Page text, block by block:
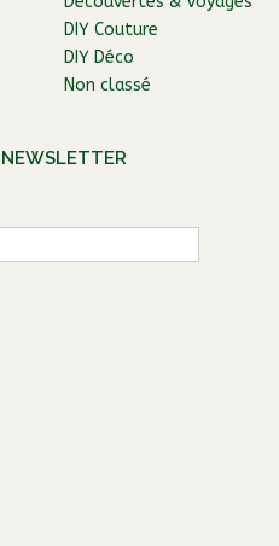
DIY Couture
DIY Déco
Non classé